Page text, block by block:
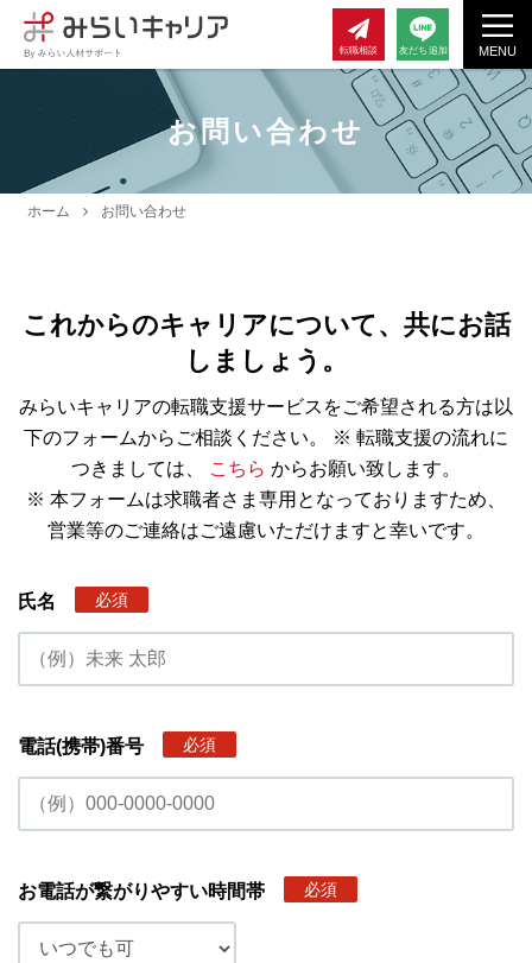
MENU
転職相談 友だち追加
お問い合わせ
ホーム お問い合わせ
これからのキャリアについて、共にお話
しましょう。
みらいキャリアの転職支援サービスをご希望される方は以
下のフォームからご相談ください。
※ 転職支援の流れに
つきましては、
こちら からお願い致します。
※ 本フォームは求職者さま専用となっておりますため、
営業等のご連絡はご遠慮いただけますと幸いです。
氏名 必須
電話(携帯)番号 必須
お電話が繋がりやすい時間帯 必須